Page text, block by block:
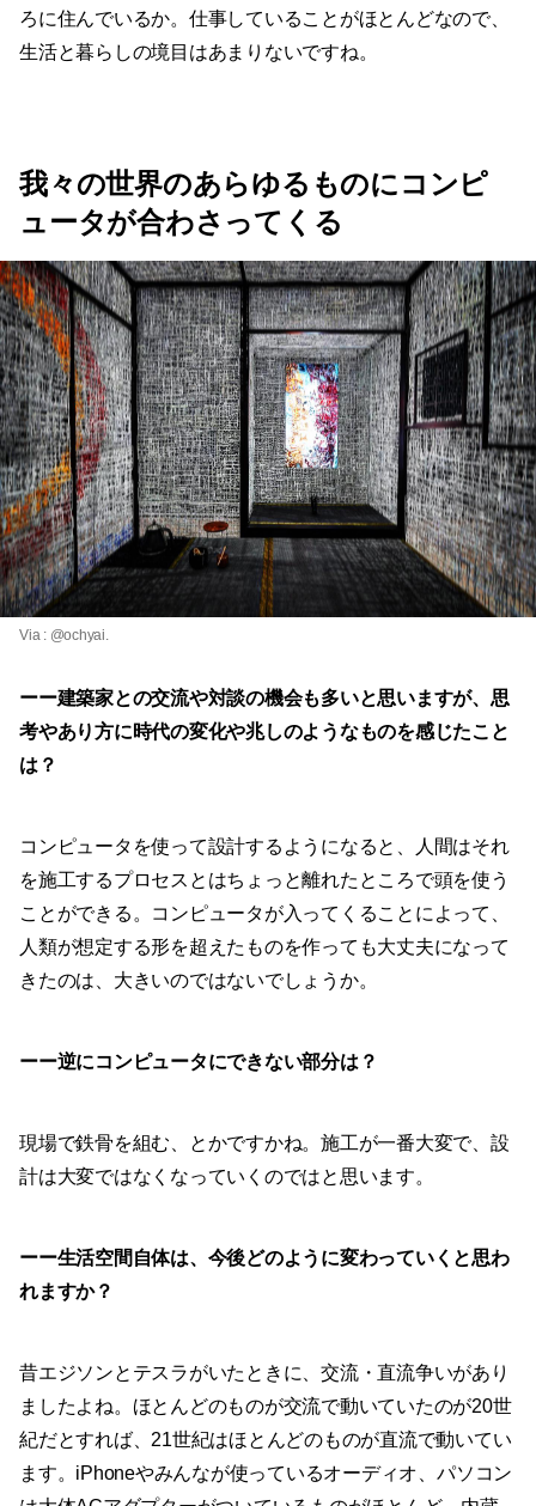
ろに住んでいるか。仕事していることがほとんどなので、
生活と暮らしの境目はあまりないですね。
我々の世界のあらゆるものにコンピ
ュータが合わさってくる
Via : @ochyai.
ーー建築家との交流や対談の機会も多いと思いますが、思
考やあり方に時代の変化や兆しのようなものを感じたこと
は？
コンピュータを使って設計するようになると、人間はそれ
を施工するプロセスとはちょっと離れたところで頭を使う
ことができる。コンピュータが入ってくることによって、
人類が想定する形を超えたものを作っても大丈夫になって
きたのは、大きいのではないでしょうか。
ーー逆にコンピュータにできない部分は？
現場で鉄骨を組む、とかですかね。施工が一番大変で、設
計は大変ではなくなっていくのではと思います。
ーー生活空間自体は、今後どのように変わっていくと思わ
れますか？
昔エジソンとテスラがいたときに、交流・直流争いがあり
ましたよね。ほとんどのものが交流で動いていたのが20世
紀だとすれば、21世紀はほとんどのものが直流で動いてい
ます。iPhoneやみんなが使っているオーディオ、パソコン